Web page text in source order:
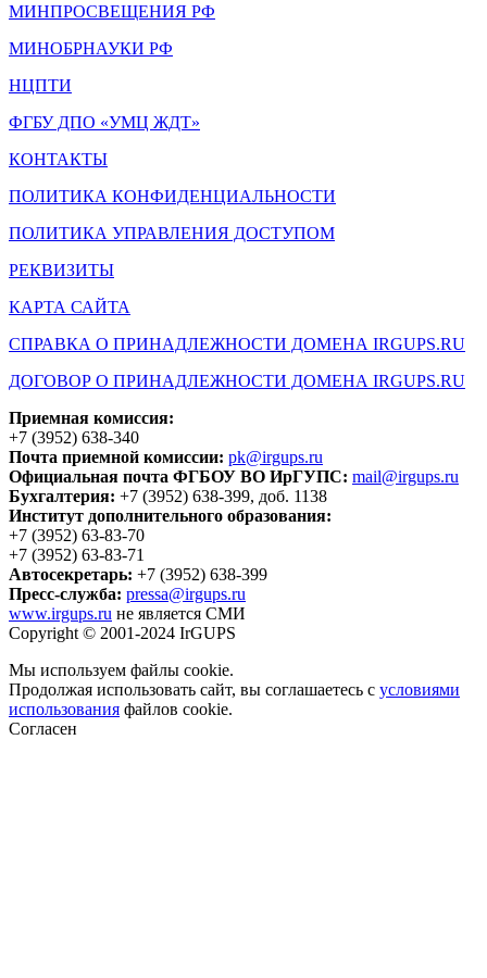
МИНПРОСВЕЩЕНИЯ РФ
МИНОБРНАУКИ РФ
НЦПТИ
ФГБУ ДПО «УМЦ ЖДТ»
КОНТАКТЫ
ПОЛИТИКА КОНФИДЕНЦИАЛЬНОСТИ
ПОЛИТИКА УПРАВЛЕНИЯ ДОСТУПОМ
РЕКВИЗИТЫ
КАРТА САЙТА
СПРАВКА О ПРИНАДЛЕЖНОСТИ ДОМЕНА IRGUPS.RU
ДОГОВОР О ПРИНАДЛЕЖНОСТИ ДОМЕНА IRGUPS.RU
Приемная комиссия:
+7 (3952) 638-340
Почта приемной комиссии: pk@irgups.ru
Официальная почта ФГБОУ ВО ИрГУПС: mail@irgups.ru
Бухгалтерия: +7 (3952) 638-399, доб. 1138
Институт дополнительного образования:
+7 (3952) 63-83-70
+7 (3952) 63-83-71
Автосекретарь: +7 (3952) 638-399
Пресс-служба: pressa@irgups.ru
www.irgups.ru не является СМИ
Copyright © 2001-2024 IrGUPS
Мы используем файлы cookie.
Продолжая использовать сайт, вы соглашаетесь с условиями
использования файлов cookie.
Согласен